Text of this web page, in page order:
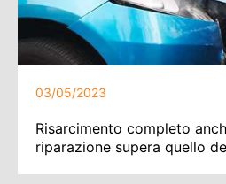
03/05/2023
Risarcimento completo
riparazione supera quello